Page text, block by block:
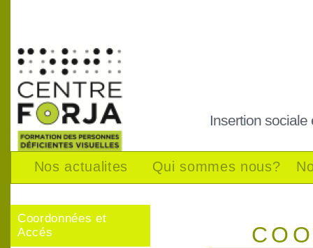
Insertion
Nos actualites Qui sommes nous?
Coordonnées et
Accés